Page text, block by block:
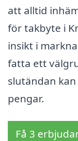
att alltid
för takbyte i
insikt i
fatta ett
slutändan
pengar.
Få 3